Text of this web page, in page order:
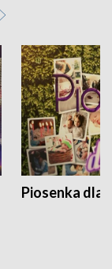
Piosenka dla